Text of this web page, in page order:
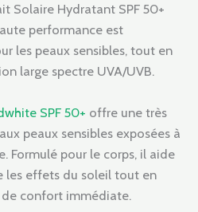
Solaire Hydratant SPF 50+
performance est
les peaux sensibles, tout en
large spectre UVA/UVB.
SPF 50+ offre une très
peaux sensibles exposées à
Formulé pour le corps, il aide
les effets du soleil tout en
confort immédiate.